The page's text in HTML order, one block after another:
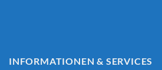
INFORMATIONEN & SERVICES